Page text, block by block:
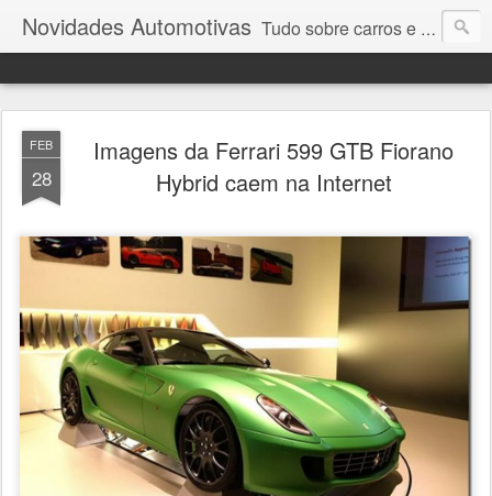
Novidades Automotivas Tudo sobre carros e motores
FEB
28
Imagens da Ferrari 599 GTB Fiorano
Hybrid caem na Internet